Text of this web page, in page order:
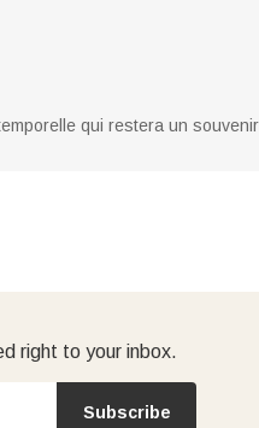
qui restera un
right to your inbox.
Subscribe